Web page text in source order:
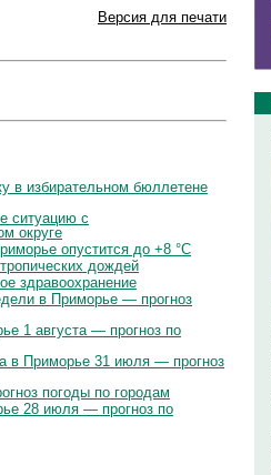
Версия для печати
в избирательном бюллетене
ситуацию с
округе
опустится до +8 °C
дождей
здравоохранение
в Приморье — прогноз
1 августа — прогноз по
в Приморье 31 июля — прогноз
погоды по городам
28 июля — прогноз по